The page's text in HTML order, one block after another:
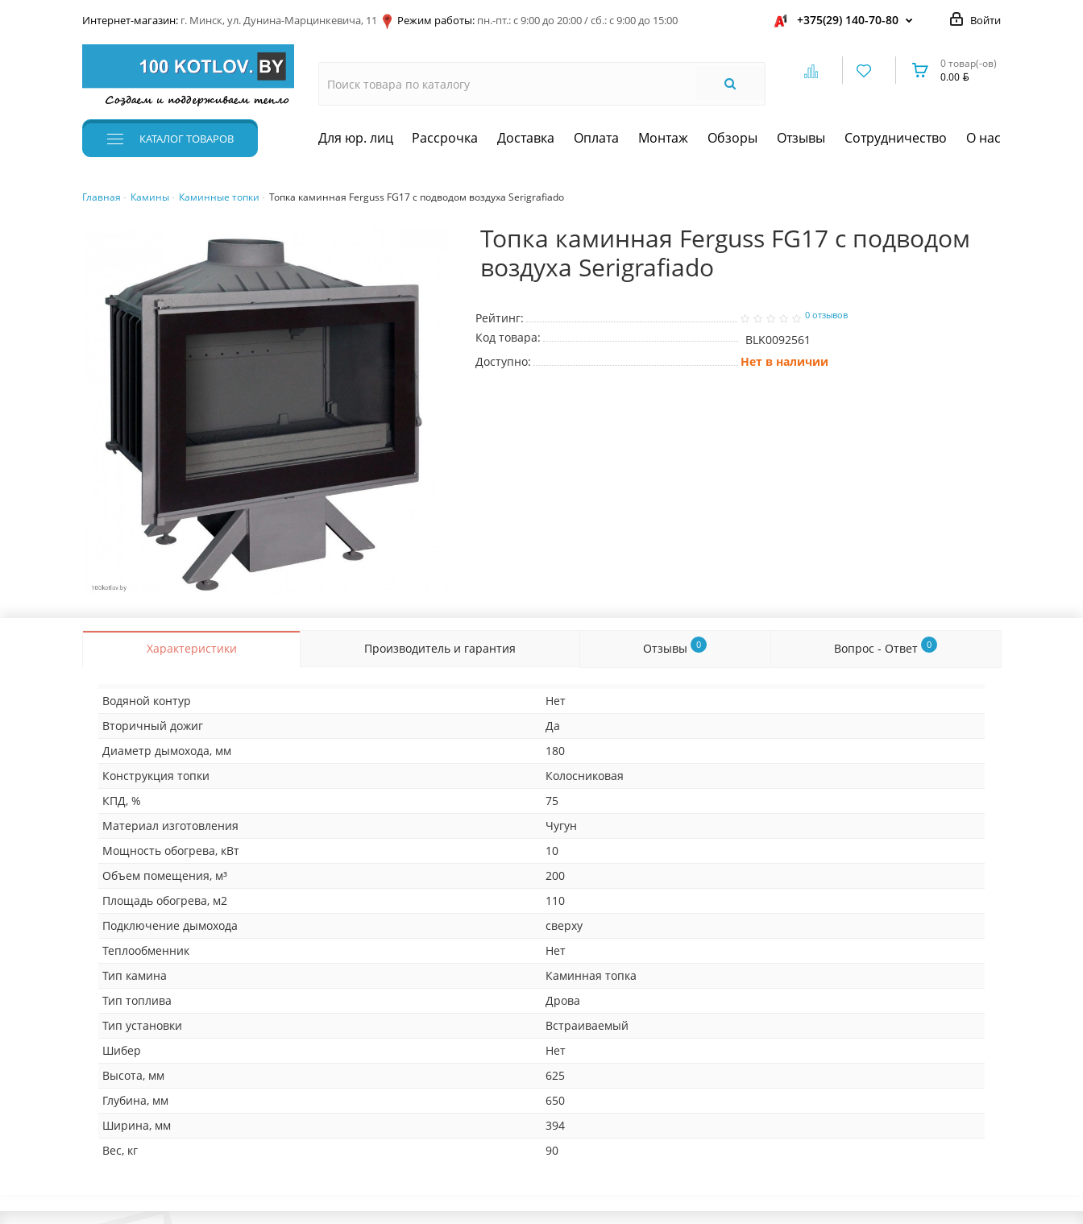
Интернет-магазин: г. Минск, ул. Дунина-Марцинкевича, 11 Режим работы: пн.-пт.: с 9:00 до 20:00 / сб.: с 9:00 до 15:00 Войти
+375(29) 140-70-80
0 товар(-ов)
0.00
КАТАЛОГТОВАРОВ Для юр. лиц Рассрочка Доставка Оплата Монтаж Обзоры Отзывы Сотрудничество О нас
Главная Камины Каминные топки Топка каминная Ferguss FG17 с подводом воздуха Serigrafiado
Топка каминная Ferguss FG17 с подводом
воздуха Serigrafiado
Рейтинг: 0 отзывов
Код товара:
BLK0092561
Доступно:
Нет в наличии
Характеристики Производитель и гарантия Отзывы 0 Вопрос - Ответ 0
Водяной контур
Нет
Вторичный дожиг
Да
Диаметр дымохода, мм
180
Конструкция топки
Колосниковая
КПД, %
75
Материал изготовления
Чугун
Мощность обогрева, кВт
10
Объем помещения, м³
200
Площадь обогрева, м2
110
Подключение дымохода
сверху
Теплообменник
Нет
Тип камина
Каминная топка
Тип топлива
Дрова
Тип установки
Встраиваемый
Шибер
Нет
Высота, мм
625
Глубина, мм
650
Ширина, мм
394
Вес, кг
90